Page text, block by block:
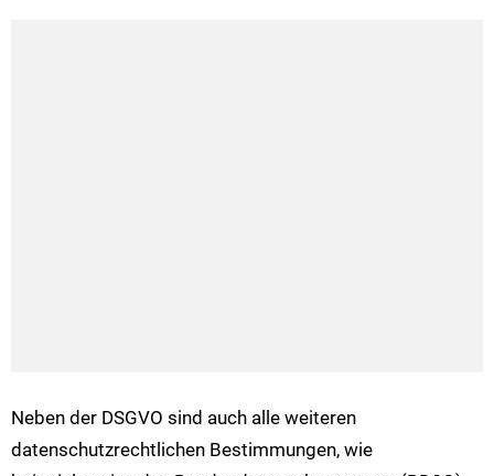
Neben der DSGVO sind auch alle weiteren
datenschutzrechtlichen Bestimmungen, wie